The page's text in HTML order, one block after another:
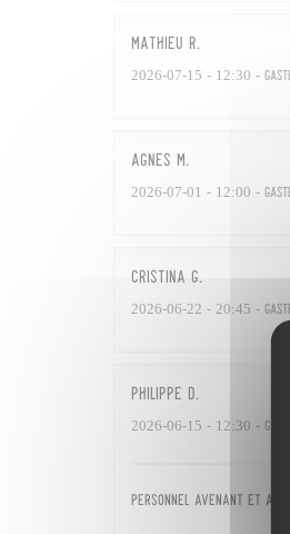
Mathieu R
2026-07-15 - 12:30 -
Agnès M
2026-07-01 - 12:00 -
Cristina G
2026-06-22 - 20:45 -
Philippe D
2026-06-15 - 12:30 -
Personnel avenant et